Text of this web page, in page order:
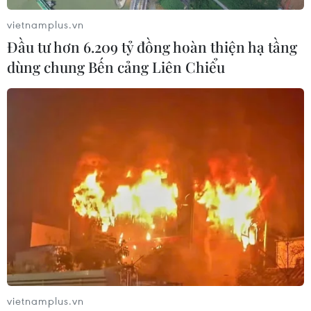
nền kinh tế của Mỹ
22/04/2020 11:00
Khó có thể giải quyết những vấn đề trên trong khi các
biện pháp hạn chế đi lại và đóng cửa nền kinh tế vẫn
được áp dụng trên toàn quốc nhằm đối phó với dịch
bệnh trong những tuần tới.
vietnamplus.vn
Đầu tư hơn 6.209 tỷ đồng hoàn thiện hạ tầng
dùng chung Bến cảng Liên Chiểu
vietnamplus.vn